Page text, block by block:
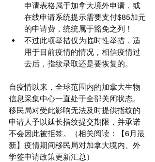
申请表格属于加拿大境外申请，或
在线申请系统提示需要支付$85加元
的申请费，统统属于豁免之列！
不过此项举措仅为临时性举措，适
用于目前疫情的情况，相信疫情过
去后，指纹录取还是要恢复的。
自疫情以来，全球范围内的加拿大生物
信息采集中心一直处于全部关闭状态。
移民局对受此影响无法及时提供指纹的
申请人予以延长指纹提交期限，并承诺
不会因此被拒签。（相关阅读：
【6月最
新】疫情期间移民局对加拿大境内、外
学签申请政策更新汇总 ）